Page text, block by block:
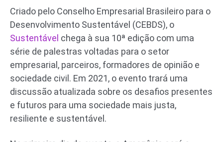
Criado pelo Conselho Empresarial Brasileiro para o
Desenvolvimento Sustentável (CEBDS), o
Sustentável chega à sua 10ª edição com uma
série de palestras voltadas para o setor
empresarial, parceiros, formadores de opinião e
sociedade civil. Em 2021, o evento trará uma
discussão atualizada sobre os desafios presentes
e futuros para uma sociedade mais justa,
resiliente e sustentável.